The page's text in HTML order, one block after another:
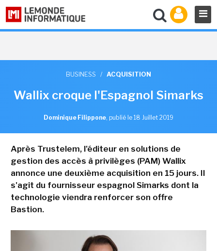
BUSINESS / ACQUISITION
Wallix croque l'Espagnol Simarks
Dominique Filippone, publié le 18 Juillet 2019
Après Trustelem, l'éditeur en solutions de
gestion des accès à privilèges (PAM) Wallix
annonce une deuxième acquisition en 15 jours. Il
s'agit du fournisseur espagnol Simarks dont la
technologie viendra renforcer son offre
Bastion.